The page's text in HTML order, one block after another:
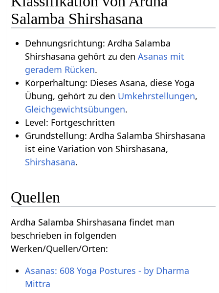
Salamba Shirshasana
Dehnungsrichtung: Ardha Salamba
Shirshasana gehört zu den Asanas mit
geradem Rücken.
Körperhaltung: Dieses Asana, diese Yoga
Übung, gehört zu den Umkehrstellungen,
Gleichgewichtsübungen.
Level: Fortgeschritten
Grundstellung: Ardha Salamba Shirshasana
ist eine Variation von Shirshasana,
Shirshasana.
Quellen
Ardha Salamba Shirshasana findet man
beschrieben in folgenden
Werken/Quellen/Orten:
Asanas: 608 Yoga Postures - by Dharma
Mittra